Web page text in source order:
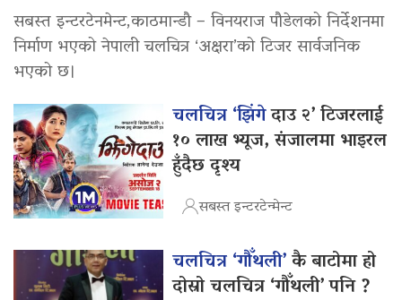
सबस्त इन्टरटेनमेन्ट,काठमान्डौ – विनयराज पौडेलको निर्देशनमा
निर्माण भएको नेपाली चलचित्र ‘अक्षरा’को टिजर सार्वजनिक
भएको छ।
चलचित्र ‘झिंगेदाउ २’ टिजरलाई
१० लाख भ्यूज, संजालमा भाइरल
हुँदैछ दृश्य
सबस्त इन्टरटेन्मेन्ट
चलचित्र ‘गौँथली’कै बाटोमा हो
दोस्रो चलचित्र ‘गौँथली’ पनि ?